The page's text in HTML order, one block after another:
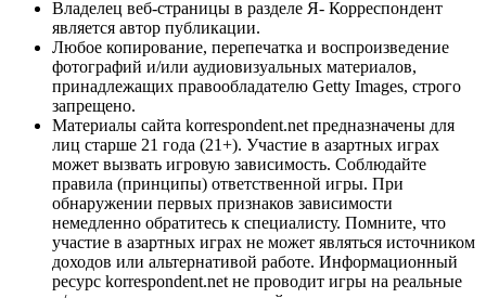
Владелец веб-страницы в разделе Я- Корреспондент
является автор публикации.
Любое копирование, перепечатка и воспроизведение
фотографий и/или аудиовизуальных материалов,
принадлежащих правообладателю Getty Images, строго
запрещено.
Материалы сайта korrespondent.net предназначены для
лиц старше 21 года (21+). Участие в азартных играх
может вызвать игровую зависимость. Соблюдайте
правила (принципы) ответственной игры. При
обнаружении первых признаков зависимости
немедленно обратитесь к специалисту. Помните, что
участие в азартных играх не может являться источником
доходов или альтернативой работе. Информационный
ресурс korrespondent.net не проводит игры на реальные